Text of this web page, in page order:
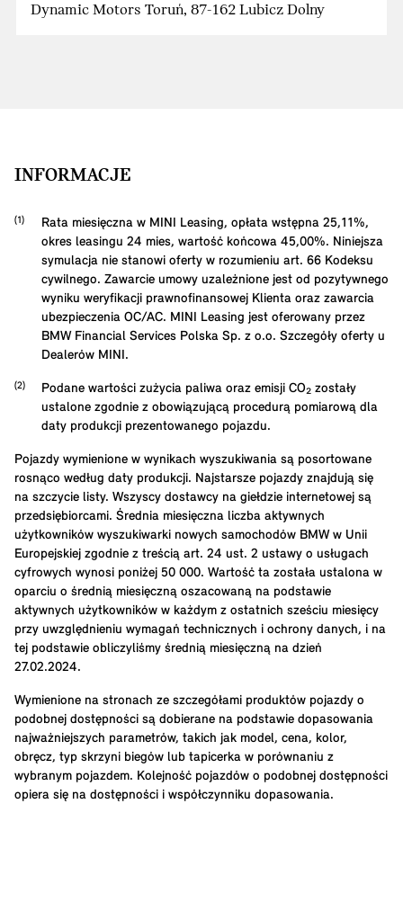
Dynamic Motors Toruń, 87-162 Lubicz Dolny
INFORMACJE
Rata miesięczna w MINI Leasing, opłata wstępna 25,11 %,
okres leasingu 24 mies, wartość końcowa 45,00%. Niniejsza
symulacja nie stanowi oferty w rozumieniu art. 66 Kodeksu
cywilnego. Zawarcie umowy uzależnione jest od pozytywnego
wyniku weryfikacji prawnofinansowej Klienta oraz zawarcia
ubezpieczenia OC/AC. MINI Leasing jest oferowany przez
BMW Financial Services Polska Sp. z o.o. Szczegóły oferty u
Dealerów MINI.
Podane wartości zużycia paliwa oraz emisji CO₂ zostały
ustalone zgodnie z obowiązującą procedurą pomiarową dla
daty produkcji prezentowanego pojazdu.
Pojazdy wymienione w wynikach wyszukiwania są posortowane
rosnąco według daty produkcji. Najstarsze pojazdy znajdują się
na szczycie listy. Wszyscy dostawcy na giełdzie internetowej są
przedsiębiorcami. Średnia miesięczna liczba aktywnych
użytkowników wyszukiwarki nowych samochodów BMW w Unii
Europejskiej zgodnie z treścią art. 24 ust. 2 ustawy o usługach
cyfrowych wynosi poniżej 50 000. Wartość ta została ustalona w
oparciu o średnią miesięczną oszacowaną na podstawie
aktywnych użytkowników w każdym z ostatnich sześciu miesięcy
przy uwzględnieniu wymagań technicznych i ochrony danych, i na
tej podstawie obliczyliśmy średnią miesięczną na dzień
27.02.2024.
Wymienione na stronach ze szczegółami produktów pojazdy o
podobnej dostępności są dobierane na podstawie dopasowania
najważniejszych parametrów, takich jak model, cena, kolor,
obręcz, typ skrzyni biegów lub tapicerka w porównaniu z
wybranym pojazdem. Kolejność pojazdów o podobnej dostępności
opiera się na dostępności i współczynniku dopasowania.